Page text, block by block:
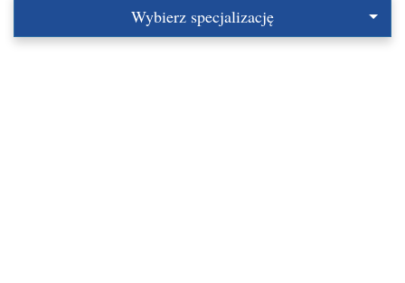
Wybierz specjalizację